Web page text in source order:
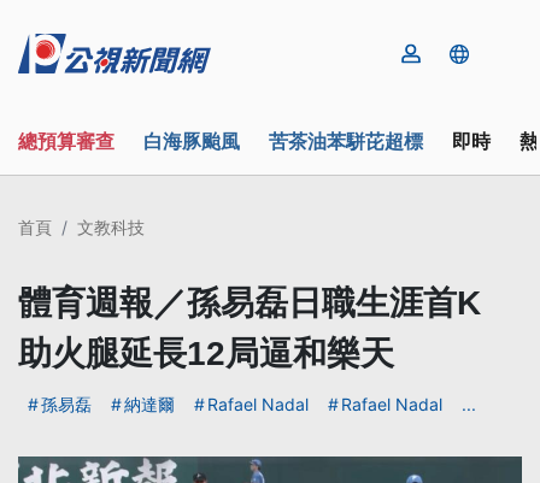
總預算審查 白海豚颱風 苦茶油苯駢芘超標 即時
首頁 文教科技
體育週報／孫易磊日職生涯首K
助火腿延長12局逼和樂天
孫易磊 納達爾 Rafael Nadal Rafael Nadal ...